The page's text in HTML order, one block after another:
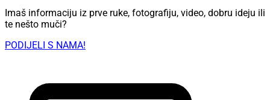
Imaš informaciju iz prve ruke, fotografiju, video, dobru ideju ili
te nešto muči?
PODIJELI S NAMA!